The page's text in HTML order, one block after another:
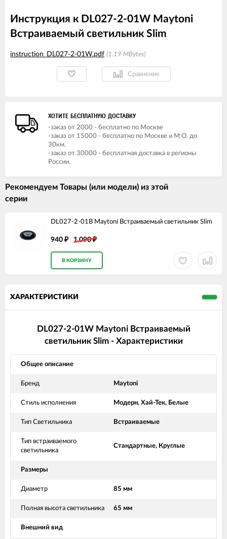
Инструкция к DL027-2-01W Maytoni
Встраиваемый светильник Slim
instruction_DL027-2-01W.pdf 1.19 MBytes
Сравнение
ХОТИТЕ БЕСПЛАТНУЮ ДОСТАВКУ
-заказ от 2000 - бесплатно по Москве
-заказ от 15000 - бесплатно по Москве и М.О. до
30км.
-заказ от 30000 - бесплатная доставка в регионы
России.
Рекомендуем Товары (или модели) из этой
серии
DL027-2-01B Maytoni Встраиваемый светильник Slim
940 ₽ 1 090₽
В КОРЗИНУ
ХАРАКТЕРИСТИКИ
DL027-2-01W Maytoni Встраиваемый
светильник Slim - Характеристики
Общее описание
Бренд Maytoni
Стиль исполнения Модерн, Хай-Тек, Белые
Тип Светильника Встраиваемые
Тип встраиваемого
светильника
Стандартные, Круглые
Размеры
Диаметр 85 мм
Полная высота светильника 65 мм
Внешний вид